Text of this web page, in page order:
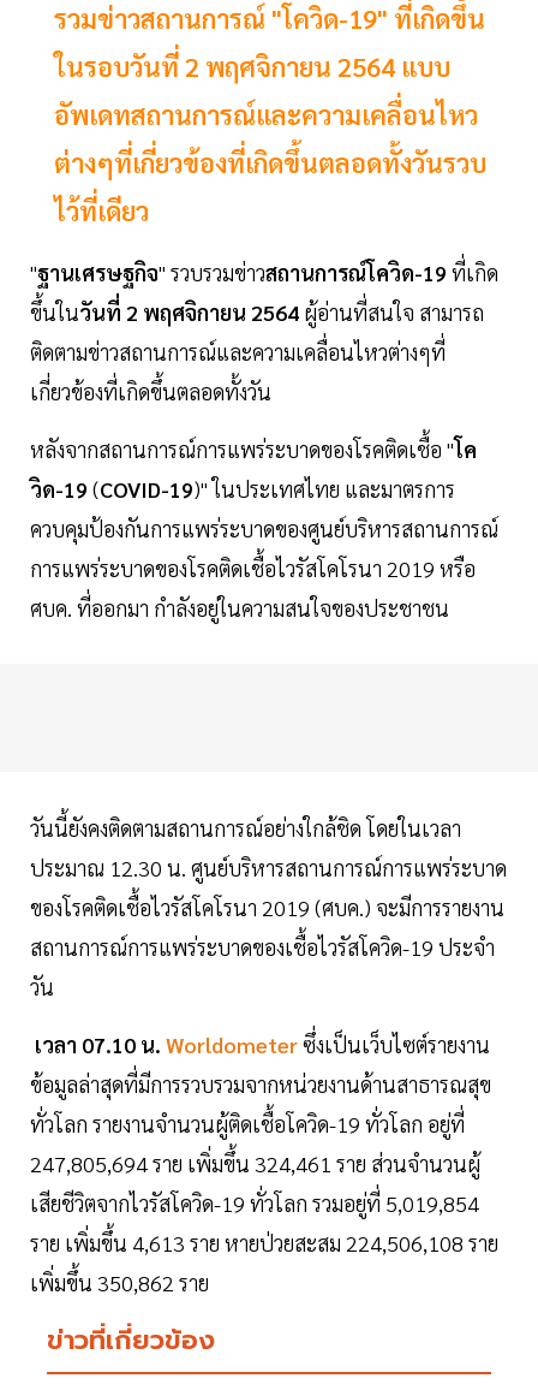
รวมข่าวสถานการณ์ "โควิด-19" ที่เกิดขึ้น
ในรอบวันที่ 2 พฤศจิกายน 2564 แบบ
อัพเดทสถานการณ์และความเคลื่อนไหว
ต่างๆที่เกี่ยวข้องที่เกิดขึ้นตลอดทั้งวันรวบ
ไว้ที่เดียว
"ฐานเศรษฐกิจ" รวบรวมข่าวสถานการณ์โควิด-19 ที่เกิด
ขึ้นในวันที่ 2 พฤศจิกายน 2564 ผู้อ่านที่สนใจ สามารถ
ติดตามข่าวสถานการณ์และความเคลื่อนไหวต่างๆที่
เกี่ยวข้องที่เกิดขึ้นตลอดทั้งวัน
หลังจากสถานการณ์การแพร่ระบาดของโรคติดเชื้อ "โค
วิด-19 (COVID-19)" ในประเทศไทย และมาตรการ
ควบคุมป้องกันการแพร่ระบาดของศูนย์บริหารสถานการณ์
การแพร่ระบาดของโรคติดเชื้อไวรัสโคโรนา 2019 หรือ
ศบค. ที่ออกมา กำลังอยู่ในความสนใจของประชาชน
วันนี้ยังคงติดตามสถานการณ์อย่างใกล้ชิด โดยในเวลา
ประมาณ 12.30 น. ศูนย์บริหารสถานการณ์การแพร่ระบาด
ของโรคติดเชื้อไวรัสโคโรนา 2019 (ศบค.) จะมีการรายงาน
สถานการณ์การแพร่ระบาดของเชื้อไวรัสโควิด-19 ประจำ
วัน
เวลา 07.10 น. Worldometerซึ่งเป็นเว็บไซต์รายงาน
ข้อมูลล่าสุดที่มีการรวบรวมจากหน่วยงานด้านสาธารณสุข
ทั่วโลก รายงานจำนวนผู้ติดเชื้อโควิด-19 ทั่วโลก อยู่ที่
247,805,694 ราย เพิ่มขึ้น 324,461 ราย ส่วนจำนวนผู้
เสียชีวิตจากไวรัสโควิด-19 ทั่วโลก รวมอยู่ที่ 5,019,854
ราย เพิ่มขึ้น 4,613 ราย หายป่วยสะสม 224,506,108 ราย
เพิ่มขึ้น 350,862 ราย
ข่าวที่เกี่ยวข้อง